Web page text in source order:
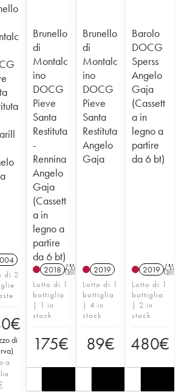
di 2
€
di
)
a
Brunello
di
Montalc
ino
DOCG
Pieve
Santa
Restituta
-
Rennina
Angelo
Gaja
(Cassett
a in
legno a
partire
da 6 bt)
2018 T
Lotto di 1
bottiglia
| 1 in
stock
175€
Brunello
di
Montalc
ino
DOCG
Pieve
Santa
Restituta
Angelo
Gaja
2019
Lotto di 1
bottiglia
| 4 in
stock
89€
Barolo
DOCG
Sperss
Angelo
Gaja
(Cassett
a in
legno a
partire
da 6 bt)
2019 T
Lotto di 1
bottiglia
| 2 in
stock
480€